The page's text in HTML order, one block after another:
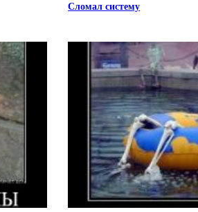
Сломал систему